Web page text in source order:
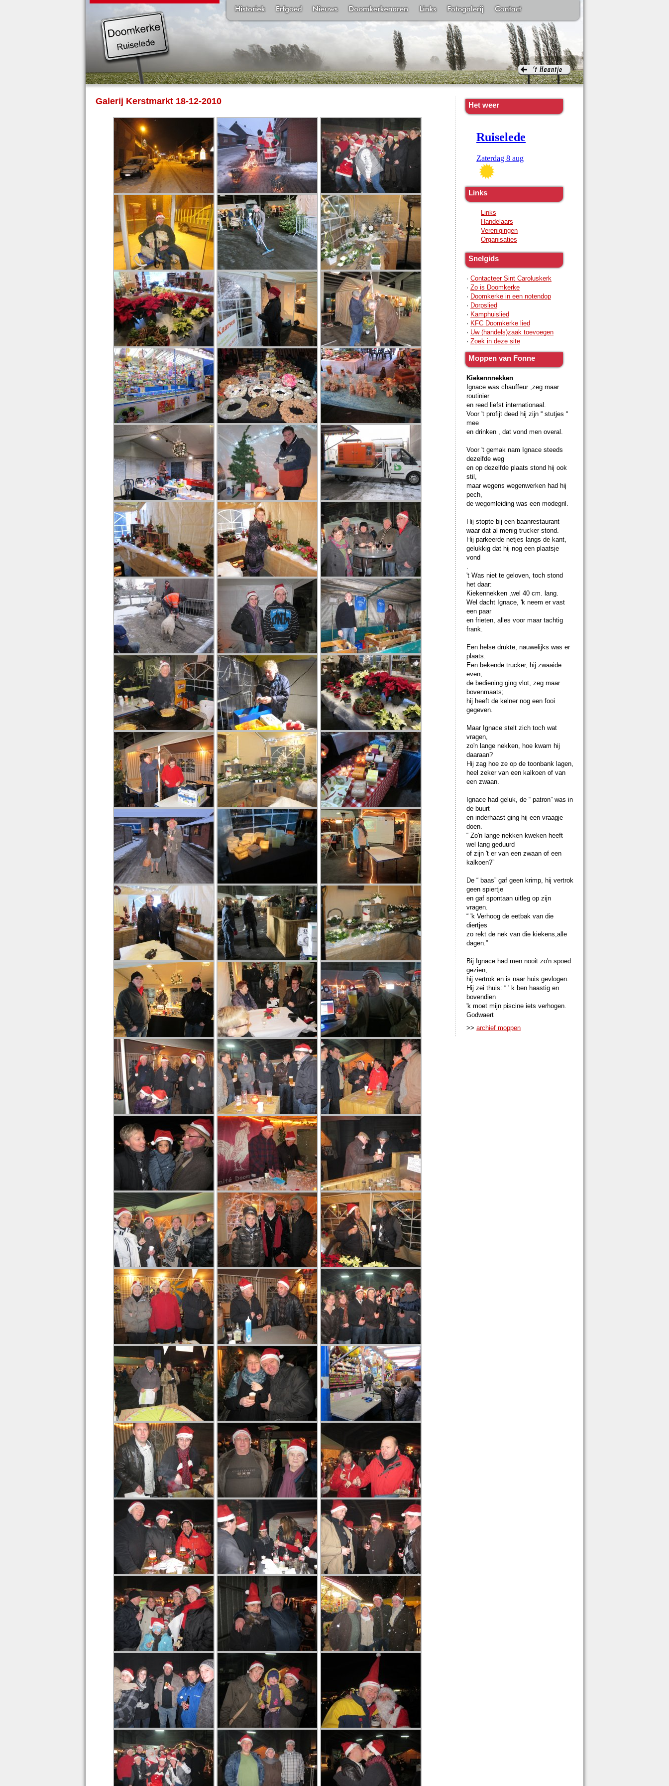
Galerij Kerstmarkt 18-12-2010 Het weer
Links
Links
Handelaars
Verenigingen
Organisaties
Snelgids
· Contacteer Sint Caroluskerk
· Zo is Doomkerke
· Doomkerke in een notendop
· Dorpslied
· Kamphuislied
· KFC Doomkerke lied
· Uw (handels)zaak toevoegen
· Zoek in deze site
Moppen van Fonne
Kiekennnekken
Ignace was chauffeur ,zeg maar
routinier
en reed liefst internationaal.
Voor 't profijt deed hij zijn “ stutjes “
mee
en drinken , dat vond men overal.
Voor 't gemak nam Ignace steeds
dezelfde weg
en op dezelfde plaats stond hij ook
stil,
maar wegens wegenwerken had hij
pech,
de wegomleiding was een modegril.
Hij stopte bij een baanrestaurant
waar dat al menig trucker stond.
Hij parkeerde netjes langs de kant,
gelukkig dat hij nog een plaatsje
vond
.
't Was niet te geloven, toch stond
het daar:
Kiekennekken ,wel 40 cm. lang.
Wel dacht Ignace, 'k neem er vast
een paar
en frieten, alles voor maar tachtig
frank.
Een helse drukte, nauwelijks was er
plaats.
Een bekende trucker, hij zwaaide
even,
de bediening ging vlot, zeg maar
bovenmaats;
hij heeft de kelner nog een fooi
gegeven.
Maar Ignace stelt zich toch wat
vragen,
zo'n lange nekken, hoe kwam hij
daaraan?
Hij zag hoe ze op de toonbank lagen,
heel zeker van een kalkoen of van
een zwaan.
Ignace had geluk, de “ patron” was in
de buurt
en inderhaast ging hij een vraagje
doen.
“ Zo'n lange nekken kweken heeft
wel lang geduurd
of zijn 't er van een zwaan of een
kalkoen?”
De “ baas” gaf geen krimp, hij vertrok
geen spiertje
en gaf spontaan uitleg op zijn
vragen.
“ 'k Verhoog de eetbak van die
diertjes
zo rekt de nek van die kiekens,alle
dagen.”
Bij Ignace had men nooit zo'n spoed
gezien,
hij vertrok en is naar huis gevlogen.
Hij zei thuis: “ ' k ben haastig en
bovendien
'k moet mijn piscine iets verhogen.
Godwaert
>> archief moppen